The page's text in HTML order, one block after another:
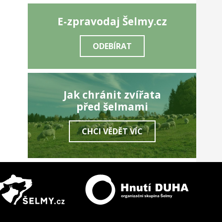
E-zpravodaj Šelmy.cz
ODEBÍRAT
Jak chránit zvířata
před šelmami
CHCI VĚDĚT VÍC